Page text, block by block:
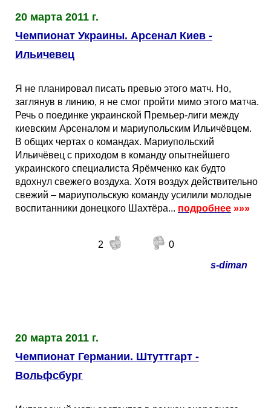
20 марта 2011 г.
Чемпионат Украины. Арсенал Киев -
Ильичевец
Я не планировал писать превью этого матч. Но,
заглянув в линию, я не смог пройти мимо этого матча.
Речь о поединке украинской Премьер-лиги между
киевским Арсеналом и мариупольским Ильичёвцем.
В общих чертах о командах. Мариупольский
Ильичёвец с приходом в команду опытнейшего
украинского специалиста Ярёмченко как будто
вдохнул свежего воздуха. Хотя воздух действительно
свежий – мариупольскую команду усилили молодые
воспитанники донецкого Шахтёра... подробнее »»»
2
0
s-diman
20 марта 2011 г.
Чемпионат Германии. Штуттгарт -
Вольфсбург